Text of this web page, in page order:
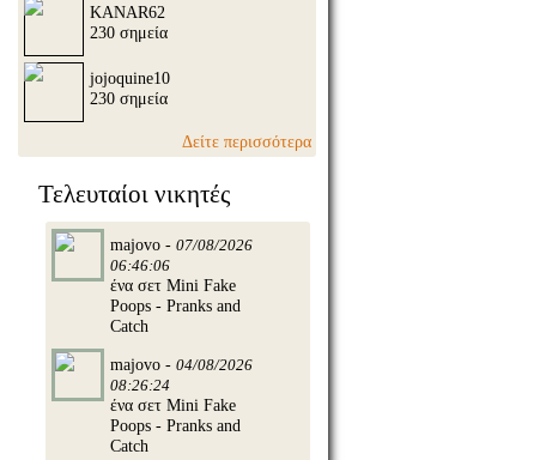
KANAR62
230 σημεία
jojoquine10
230 σημεία
Δείτε περισσότερα
Τελευταίοι νικητές
majovo - 07/08/2026
06:46:06
ένα σετ Mini Fake
Poops - Pranks and
Catch
majovo - 04/08/2026
08:26:24
ένα σετ Mini Fake
Poops - Pranks and
Catch